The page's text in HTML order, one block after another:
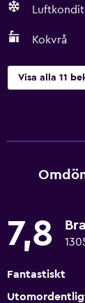
Kokvrå
Visa alla 11
7,8 Bra
Fantastiskt